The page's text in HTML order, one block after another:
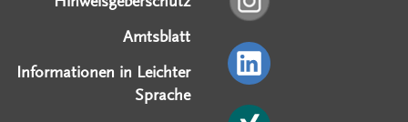
Amtsblatt
Informationen in Leichter
Sprache